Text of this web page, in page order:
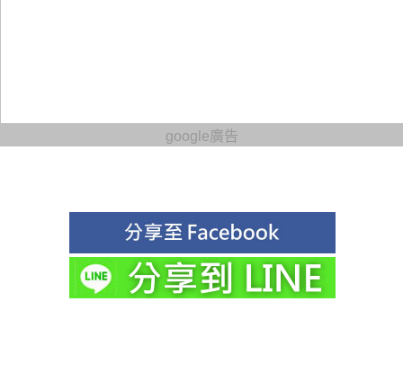
google廣告